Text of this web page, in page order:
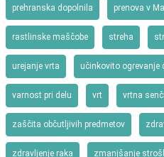
prehranska dopolnila prenova v
rastlinske maščobe streha
urejanje vrta učinkovito ogrevanje
varnost pri delu vrt vrtna
zaščita občutljivih predmetov
zdravljenje raka zmanjšanje